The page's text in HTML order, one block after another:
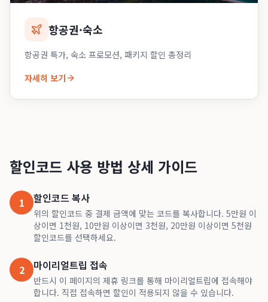
항공권·숙소
항공권 특가, 숙소 프로모션, 패키지 할인 총정리
자세히 보기
할인코드 사용 방법 상세 가이드
1 할인코드 복사
위의 할인코드 중 결제 금액에 맞는 코드를 복사합니다. 5만원 이
상이면 1천원, 10만원 이상이면 3천원, 20만원 이상이면 5천원
할인코드를 선택하세요.
2 마이리얼트립 접속
반드시 이 페이지의 제휴 링크를 통해 마이리얼트립에 접속해야
합니다. 직접 접속하면 할인이 적용되지 않을 수 있습니다.